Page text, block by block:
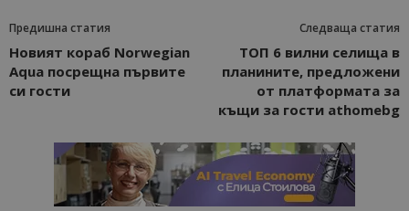
Предишна статия
Новият кораб Norwegian
Aqua посрещна първите
си гости
Следваща статия
ТОП 6 вилни селища в
планините, предложени
от платформата за
къщи за гости athomebg